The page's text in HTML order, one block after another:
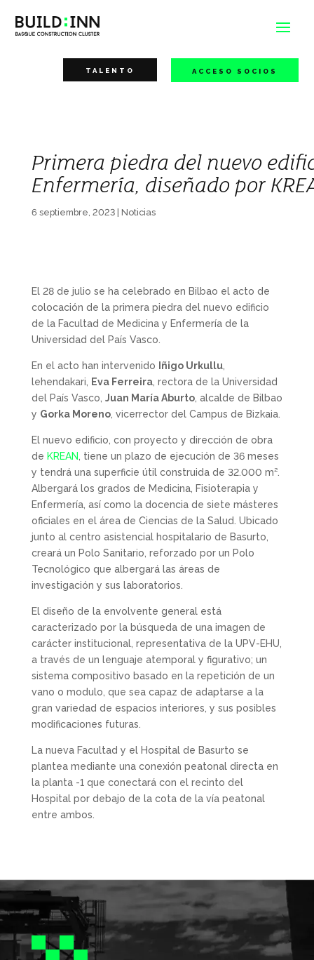
TALENTO ACCESO SOCIOS
Primera piedra del nuevo
Enfermería, diseñado por
6 septiembre, 2023| Noticias
El 28 de julio se ha celebrado en Bilbao el acto de
colocación de la primera piedra del nuevo edificio
de la Facultad de Medicina y Enfermería de la
Universidad del País Vasco.
En el acto han intervenido Iñigo Urkullu,
lehendakari,
Eva Ferreira, rectora de la Universidad
del País Vasco, Juan María Aburto, alcalde de Bilbao
y Gorka Moreno, vicerrector del Campus de Bizkaia.
El nuevo edificio, con proyecto y dirección de obra
de KREAN
, tiene un plazo de ejecución de 36 meses
y tendrá una superficie útil construida de 32.000 m².
Albergará los grados de Medicina, Fisioterapia y
Enfermería, así como la docencia de siete másteres
oficiales en el área de Ciencias de la Salud. Ubicado
junto al centro asistencial hospitalario de Basurto,
creará un Polo Sanitario, reforzado por un Polo
Tecnológico que albergará las áreas de
investigación y sus laboratorios.
El diseño de la envolvente general está
caracterizado por la búsqueda de una imagen de
carácter institucional, representativa de la UPV-EHU,
a través de un lenguaje atemporal y figurativo; un
sistema compositivo basado en la repetición de un
vano o modulo, que sea capaz de adaptarse a la
gran variedad de espacios interiores, y sus posibles
modificaciones futuras.
La nueva Facultad y el Hospital de Basurto se
plantea mediante una conexión peatonal directa en
la planta -1 que conectará con el recinto del
Hospital por debajo de la cota de la vía peatonal
entre ambos.